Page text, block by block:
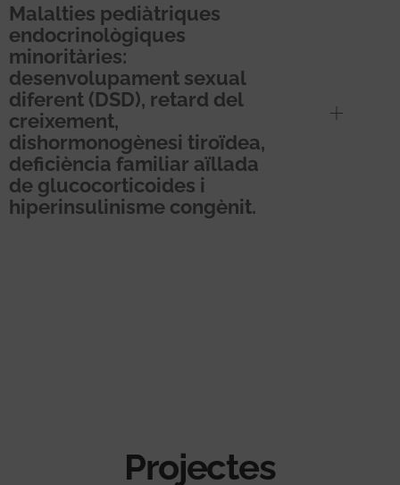
Malalties pediàtriques
endocrinològiques
minoritàries:
desenvolupament sexual
diferent (DSD), retard del
creixement,
dishormonogènesi tiroïdea,
deficiència familiar aïllada
de glucocorticoides i
hiperinsulinisme congènit.
Projectes